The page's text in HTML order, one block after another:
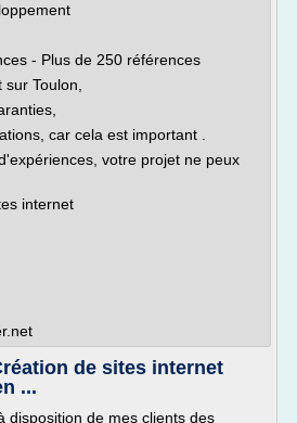
- Plus de 250 références
Toulon,
car cela est important .
votre projet ne peux
internet
de sites internet
...
disposition de mes clients des